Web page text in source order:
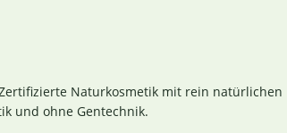
Naturkosmetik mit rein natürlichen
und ohne Gentechnik.